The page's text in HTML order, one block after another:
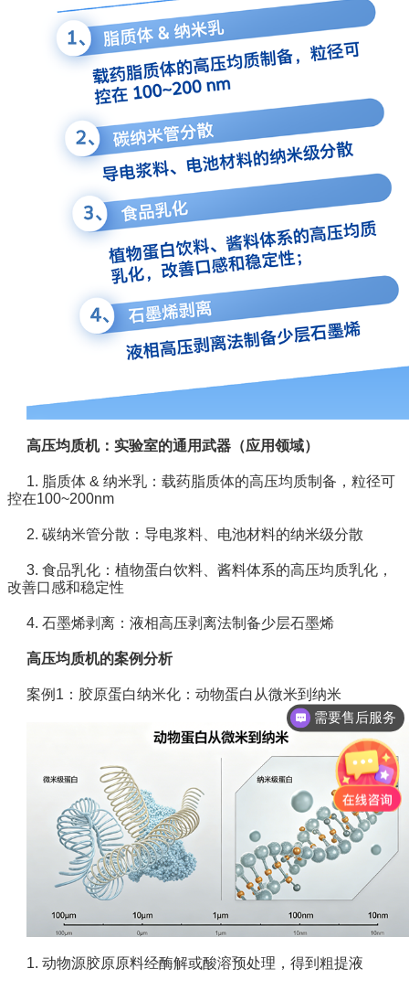
高压均质机：实验室的通用武器（应用领域）
1. 脂质体 & 纳米乳：载药脂质体的高压均质制备，粒径可
控在100~200nm
2. 碳纳米管分散：导电浆料、电池材料的纳米级分散
3. 食品乳化：植物蛋白饮料、酱料体系的高压均质乳化，
改善口感和稳定性
4. 石墨烯剥离：液相高压剥离法制备少层石墨烯
高压均质机的案例分析
案例1：胶原蛋白纳米化：动物蛋白从微米到纳米
1.动物源胶原原料经酶解或酸溶预处理，得到粗提液
需要售后服务